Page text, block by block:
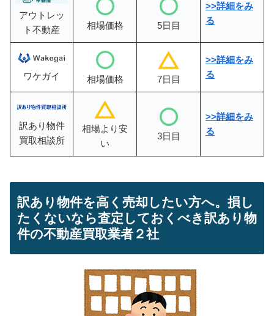
アウトレッ
ト不動産
相場価格 5日目
>>詳細をみ
る
ワケガイ 相場価格 7日目
>>詳細をみ
る
訳あり物件
買取相談所
相場より安
い
3日目
>>詳細をみ
る
訳あり物件を高く売却したい方へ。損し
たくないなら査定しておくべき訳あり物
件の不動産買取業者２社